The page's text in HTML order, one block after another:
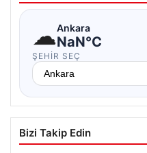
☁Ankara
NaN°C
ŞEHIR SEÇ
Bizi Takip Edin